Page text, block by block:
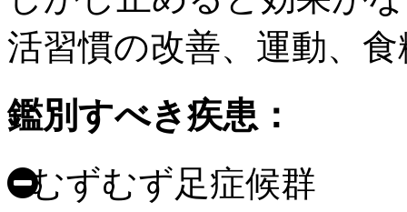
活習慣の改善、運動、
鑑別すべき疾患：
むずむず足症候群